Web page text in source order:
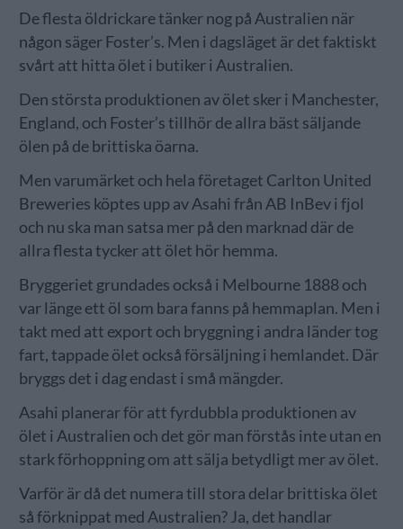
De flesta öldrickare tänker nog på Australien när
någon säger Foster’s. Men i dagsläget är det faktiskt
svårt att hitta ölet i butiker i Australien.
Den största produktionen av ölet sker i Manchester,
England, och Foster’s tillhör de allra bäst säljande
ölen på de brittiska öarna.
Men varumärket och hela företaget Carlton United
Breweries köptes upp av Asahi från AB InBev i fjol
och nu ska man satsa mer på den marknad där de
allra flesta tycker att ölet hör hemma.
Bryggeriet grundades också i Melbourne 1888 och
var länge ett öl som bara fanns på hemmaplan. Men i
takt med att export och bryggning i andra länder tog
fart, tappade ölet också försäljning i hemlandet. Där
bryggs det i dag endast i små mängder.
Asahi planerar för att fyrdubbla produktionen av
ölet i Australien och det gör man förstås inte utan en
stark förhoppning om att sälja betydligt mer av ölet.
Varför är då det numera till stora delar brittiska ölet
så förknippat med Australien? Ja, det handlar